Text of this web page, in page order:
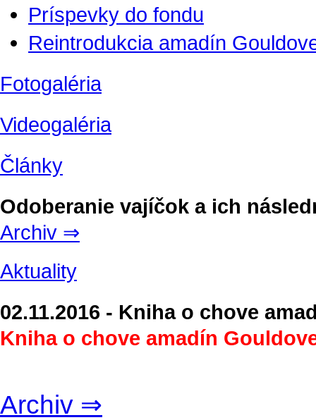
Príspevky do fondu
Reintrodukcia amadín
Fotogaléria
Videogaléria
Články
Odoberanie vajíčok a ich
Archiv ⇒
Aktuality
02.11.2016 - Kniha o chove
Kniha o chove amadín
Archiv ⇒